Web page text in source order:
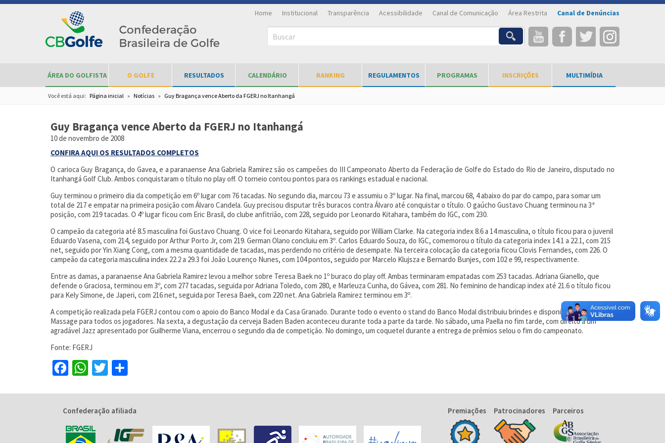
Home Institucional Transparência Acessibilidade Canal de Comunicação Área Restrita Canal de Denúncias
Buscar
ÁREA DO GOLFISTA O GOLFE RESULTADOS CALENDÁRIO RANKING REGULAMENTOS PROGRAMAS INSCRIÇÕES MULTIMÍDIA
Você está aqui: Página inicial » Notícias » Guy Bragança vence Aberto da FGERJ no Itanhangá
Guy Bragança vence Aberto da FGERJ no Itanhangá
10 de novembro de 2008
CONFIRA AQUI OS RESULTADOS COMPLETOS
O carioca Guy Bragança, do Gavea, e a paranaense Ana Gabriela Ramirez são os campeões do III Campeonato Aberto da Federação de Golfe do Estado do Rio de Janeiro, disputado no
Itanhangá Golf Club. Ambos conquistaram o título no play off. O torneio contou pontos para os rankings estadual e nacional.
Guy terminou o primeiro dia da competição em 6º lugar com 76 tacadas. No segundo dia, marcou 73 e assumiu o 3º lugar. Na final, marcou 68, 4 abaixo do par do campo, para somar um
total de 217 e empatar na primeira posição com Álvaro Candela. Guy precisou disputar três buracos contra Álvaro até conquistar o título. O gaúcho Gustavo Chuang terminou na 3ª
posição, com 219 tacadas. O 4º lugar ficou com Eric Brasil, do clube anfitrião, com 228, seguido por Leonardo Kitahara, também do IGC, com 230.
O campeão da categoria até 8.5 masculina foi Gustavo Chuang. O vice foi Leonardo Kitahara, seguido por William Clarke. Na categoria index 8.6 a 14 masculina, o título ficou para o juvenil
Eduardo Vasena, com 214, seguido por Arthur Porto Jr, com 219. German Olano concluiu em 3º. Carlos Eduardo Souza, do IGC, comemorou o título da categoria index 14.1 a 22.1, com 215
net, seguido por Yin Xiang Cong, com a mesma quantidade de tacadas, mas perdendo no critério de desempate. Na terceira colocação da categoria ficou Clovis Fernandes, com 226. O
campeão da categoria masculina index 22.2 a 29.3 foi João Lourenço Nunes, com 104 pontos, seguido por Marcelo Klujsza e Bernardo Bunjes, com 102 e 99, respectivamente.
Entre as damas, a paranaense Ana Gabriela Ramirez levou a melhor sobre Teresa Baek no 1º buraco do play off. Ambas terminaram empatadas com 253 tacadas. Adriana Gianello, que
defende o Graciosa, terminou em 3º, com 277 tacadas, seguida por Adriana Toledo, com 280, e Marleuza Cunha, do Gávea, com 281. No feminino de handicap index até 21.6 o título ficou
para Kely Simone, de Japeri, com 216 net, seguida por Teresa Baek, com 220 net. Ana Gabriela Ramirez terminou em 3º.
A competição realizada pela FGERJ contou com o apoio do Banco Modal e da Casa Granado. Durante todo o evento o stand do Banco Modal distribuiu brindes e disponibilizou Quick
Massage para todos os jogadores. Na sexta, a degustação da cerveja Baden Baden aconteceu durante toda a parte da tarde. No sábado, uma Paella no fim tarde, com direito a um
agradável Jazz apresentado por Guilherme Viana, encerrou o segundo dia de competição. No domingo, um coquetel durante a entrega de prêmios selou o fim do campeonato.
Fonte: FGERJ
Facebook
WhatsApp
Twitter
Confederação afiliada Parceiros
Patrocinadores
Premiações